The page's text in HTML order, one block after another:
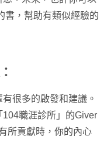
書，幫助有類似經驗的
很多的啟發和建議。
職涯診所」的Giver
所貢獻時，你的內心